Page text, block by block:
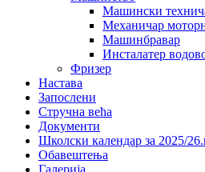
Машински
Механичар
Машинбравар
Инсталатер
Фризер
Настава
Запослени
Стручна већа
Документи
Школски календар за 2025/
Обавештења
Галерија